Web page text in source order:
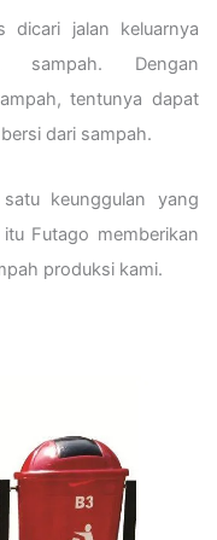
dicari jalan keluarnya
sampah. Dengan
tentunya dapat
dari sampah.
keunggulan yang
Futago memberikan
produksi kami.